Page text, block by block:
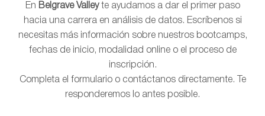
En Belgrave Valleyte ayudamos a dar el primer paso
hacia una carrera en análisis de datos. Escríbenos si
necesitas más información sobre nuestros bootcamps,
fechas de inicio, modalidad online o el proceso de
inscripción.
Completa el formulario o contáctanos directamente. Te
responderemos lo antes posible.